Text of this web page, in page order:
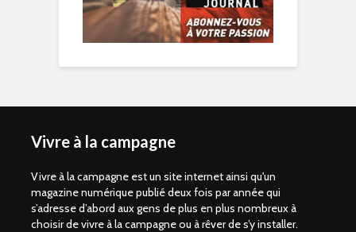
Vivre à la campagne
Vivre à la campagne est un site internet ainsi qu'un
magazine numérique publié deux fois par année qui
s’adresse d’abord aux gens de plus en plus nombreux à
choisir de vivre à la campagne ou à rêver de s’y installer.